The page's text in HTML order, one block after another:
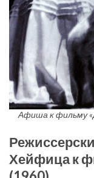
Афиша к фильму
Хейфица к